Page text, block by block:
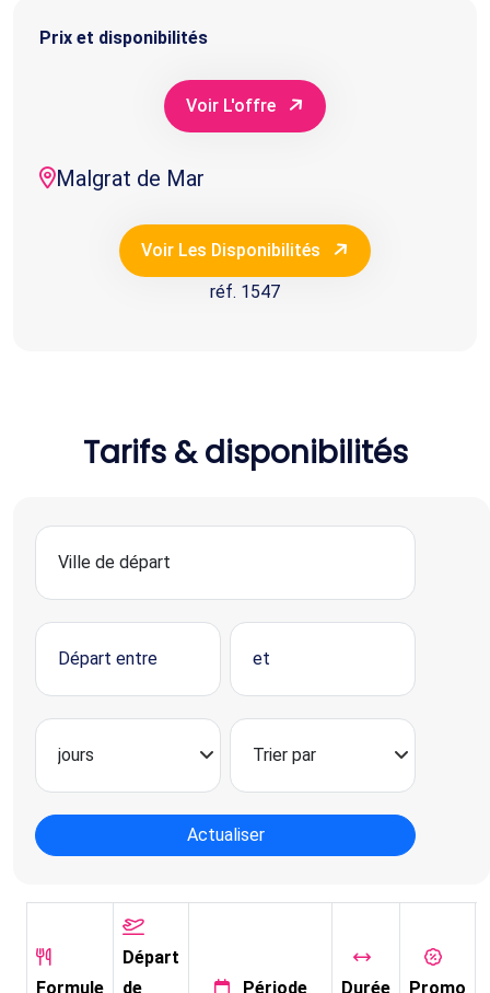
Prix et disponibilités
Voir L'offre
Malgrat de Mar
Voir Les Disponibilités
réf. 1547
Tarifs & disponibilités
Actualiser
Formule
Départ
de
Période Durée Promo